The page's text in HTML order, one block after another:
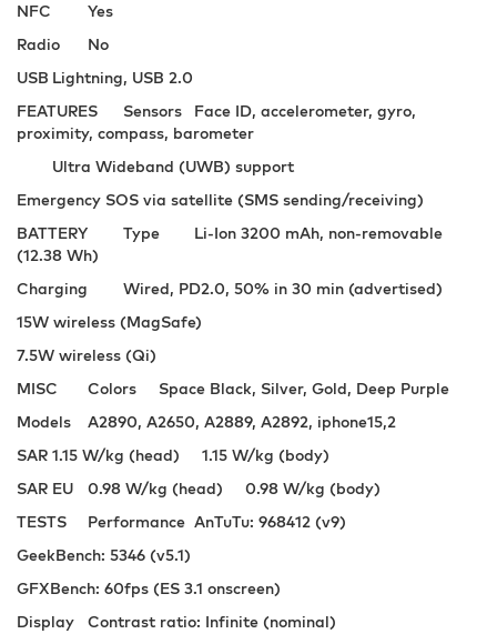
NFC
Yes
Radio
No
USB Lightning, USB 2.0
FEATURES
Sensors
Face ID, accelerometer, gyro,
proximity, compass, barometer
Ultra Wideband (UWB) support
Emergency SOS via satellite (SMS sending/receiving)
BATTERY
Type
Li-Ion 3200 mAh, non-removable
(12.38 Wh)
Charging
Wired, PD2.0, 50% in 30 min (advertised)
15W wireless (MagSafe)
7.5W wireless (Qi)
MISC
Colors
Space Black, Silver, Gold, Deep Purple
Models
A2890, A2650, A2889, A2892, iphone15,2
SAR 1.15 W/kg (head) 1.15 W/kg (body)
SAR EU
0.98 W/kg (head) 0.98 W/kg (body)
TESTS
Performance AnTuTu: 968412 (v9)
GeekBench: 5346 (v5.1)
GFXBench: 60fps (ES 3.1 onscreen)
Display
Contrast ratio: Infinite (nominal)